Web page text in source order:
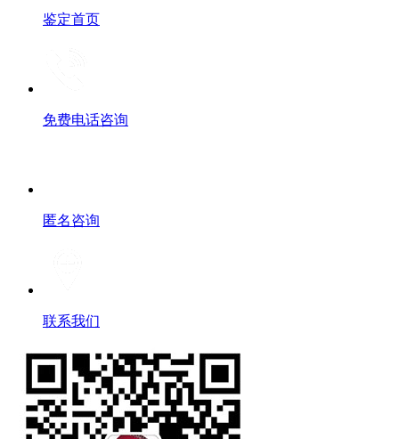
鉴定首页
免费电话咨询
匿名咨询
联系我们